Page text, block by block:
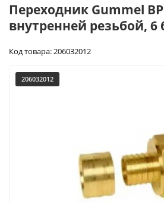
Переходник Gummel
внутренней резьбой, 6
Код товара: 206032012
206032012